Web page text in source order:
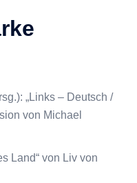
„Links – Deutsch /
von Michael
Land“ von Liv von